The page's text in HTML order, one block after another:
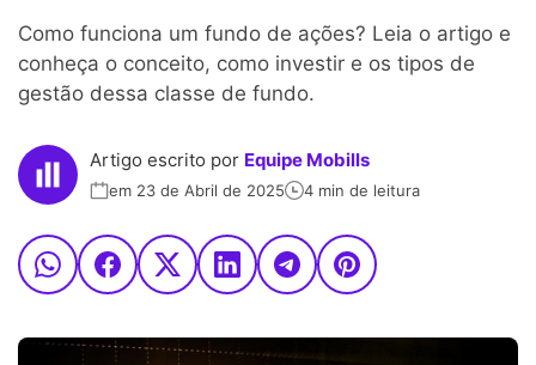
Como funciona um fundo de ações? Leia o artigo e
conheça o conceito, como investir e os tipos de
gestão dessa classe de fundo.
Artigo escrito por Equipe Mobills
em 23 de Abril de 2025 4 min de leitura